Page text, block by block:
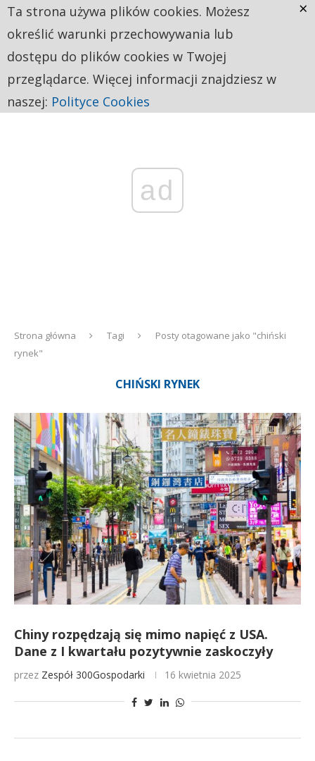
ad
Strona główna Tagi
Posty otagowane jako "chiński
rynek"
CHIŃSKI RYNEK
Chiny rozpędzają się mimo napięć z USA.
Dane z I kwartału pozytywnie zaskoczyły
przez Zespół 300Gospodarki 16 kwietnia 2025
Ta strona używa plików cookies. Możesz
określić warunki przechowywania lub
dostępu do plików cookies w Twojej
przeglądarce. Więcej informacji znajdziesz w
naszej: Polityce Cookies
×